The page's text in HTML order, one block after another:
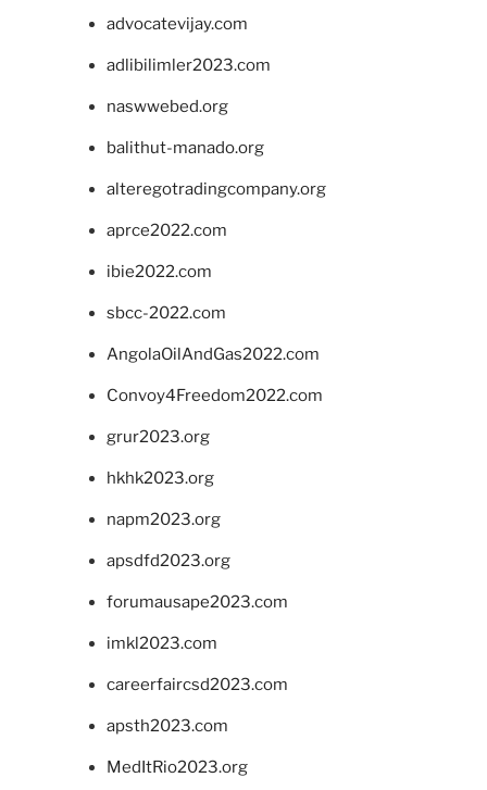
advocatevijay.com
adlibilimler2023.com
naswwebed.org
balithut-manado.org
alteregotradingcompany.org
aprce2022.com
ibie2022.com
sbcc-2022.com
AngolaOilAndGas2022.com
Convoy4Freedom2022.com
grur2023.org
hkhk2023.org
napm2023.org
apsdfd2023.org
forumausape2023.com
imkl2023.com
careerfaircsd2023.com
apsth2023.com
MedItRio2023.org